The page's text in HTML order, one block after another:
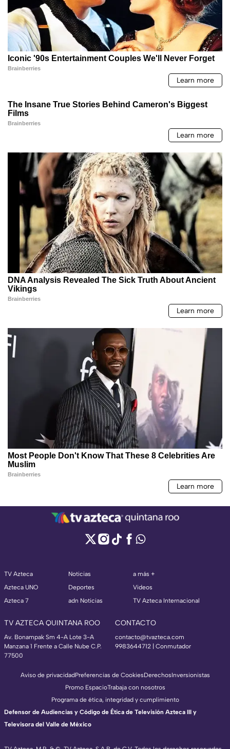
TV Azteca
Azteca UNO
Azteca 7
Noticias
Deportes
adn Noticias
a más +
Videos
TV Azteca Internacional
TV AZTECA QUINTANA ROO
Av. Bonampak Sm 4-A Lote 3-A
Manzana 1 Frente a Calle Nube C.P.
77500
CONTACTO
contacto@tvazteca.com
9983644712 | Conmutador
Aviso de privacidadPreferencias de CookiesDerechosInversionistas
Promo EspacioTrabaja con nosotros
Programa de ética, integridad y cumplimiento
Defensor de Audiencias y Código de Ética de Televisión Azteca III y
Televisora del Valle de México